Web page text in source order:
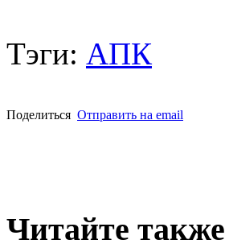
Тэги: АПК
Поделиться Отправить на email
Читайте также